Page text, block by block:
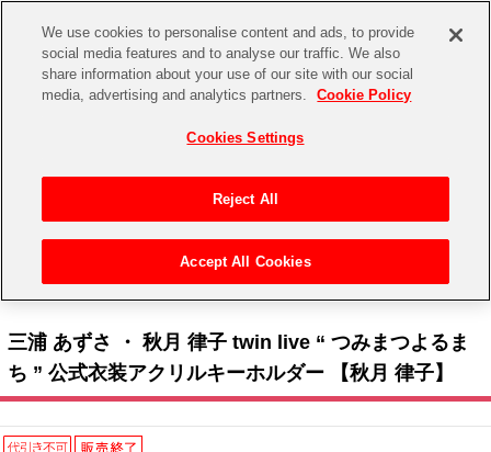
CHANNEL STORE EVENT
ゲーム 電子書籍
アイドルマスターシリーズ
アイドルマスター
アイドルマスター SideM
アイドルマスター シャイニーカラーズ
イベントグッズ
トイ・ホビー
アイドルマスター シリーズ>アイドルマスター
三浦 あずさ ・ 秋月 律子 twin live “ つみまつよるま
ち ” 公式衣装アクリルキーホルダー 【秋月 律子】
We use cookies to personalise content and ads, to provide
social media features and to analyse our traffic. We also
share information about your use of our site with our social
media, advertising and analytics partners.
Cookie Policy
Cookies Settings
Reject All
Accept All Cookies